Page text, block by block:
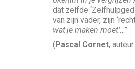
dat zelfde
van zijn vader, zijn
wat je maken moet’…”
(Pascal Cornet,